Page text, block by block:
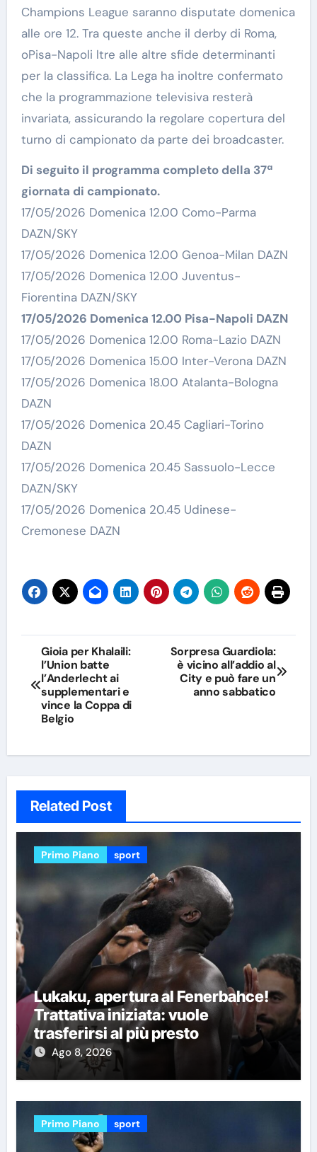
Champions League saranno disputate domenica
alle ore 12. Tra queste anche il derby di Roma,
oPisa-Napoli ltre alle altre sfide determinanti
per la classifica. La Lega ha inoltre confermato
che la programmazione televisiva resterà
invariata, assicurando la regolare copertura del
turno di campionato da parte dei broadcaster.
Di seguito il programma completo della 37ª
giornata di campionato.
17/05/2026 Domenica 12.00 Como-Parma
DAZN/SKY
17/05/2026 Domenica 12.00 Genoa-Milan DAZN
17/05/2026 Domenica 12.00 Juventus-
Fiorentina DAZN/SKY
17/05/2026 Domenica 12.00 Pisa-Napoli DAZN
17/05/2026 Domenica 12.00 Roma-Lazio DAZN
17/05/2026 Domenica 15.00 Inter-Verona DAZN
17/05/2026 Domenica 18.00 Atalanta-Bologna
DAZN
17/05/2026 Domenica 20.45 Cagliari-Torino
DAZN
17/05/2026 Domenica 20.45 Sassuolo-Lecce
DAZN/SKY
17/05/2026 Domenica 20.45 Udinese-
Cremonese DAZN
Navigazione
articoli
Gioia per Khalaili:
l’Union batte
l’Anderlecht ai
supplementari e
vince la Coppa di
Belgio
Sorpresa Guardiola:
è vicino all’addio al
City e può fare un
anno sabbatico
Related Post
Primo Piano sport
Lukaku, apertura al Fenerbahce!
Trattativa iniziata: vuole
trasferirsi al più presto
Ago 8, 2026
Primo Piano sport